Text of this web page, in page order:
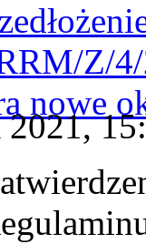
Z/
nowe
2021,